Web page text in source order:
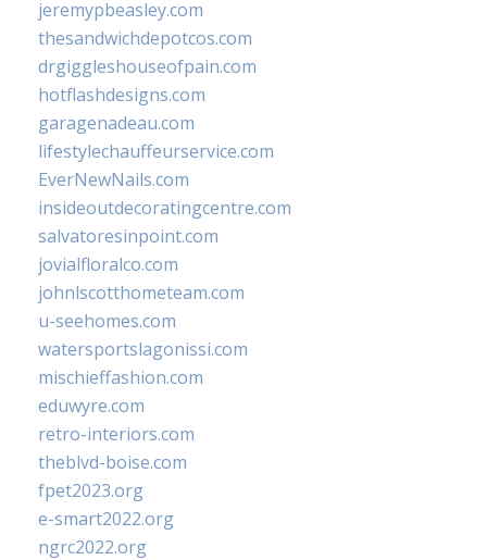
jeremypbeasley.com
thesandwichdepotcos.com
drgiggleshouseofpain.com
hotflashdesigns.com
garagenadeau.com
lifestylechauffeurservice.com
EverNewNails.com
insideoutdecoratingcentre.com
salvatoresinpoint.com
jovialfloralco.com
johnlscotthometeam.com
u-seehomes.com
watersportslagonissi.com
mischieffashion.com
eduwyre.com
retro-interiors.com
theblvd-boise.com
fpet2023.org
e-smart2022.org
ngrc2022.org